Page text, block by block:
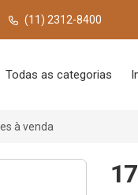
(11) 2312-8400
Todas as categorias
à venda